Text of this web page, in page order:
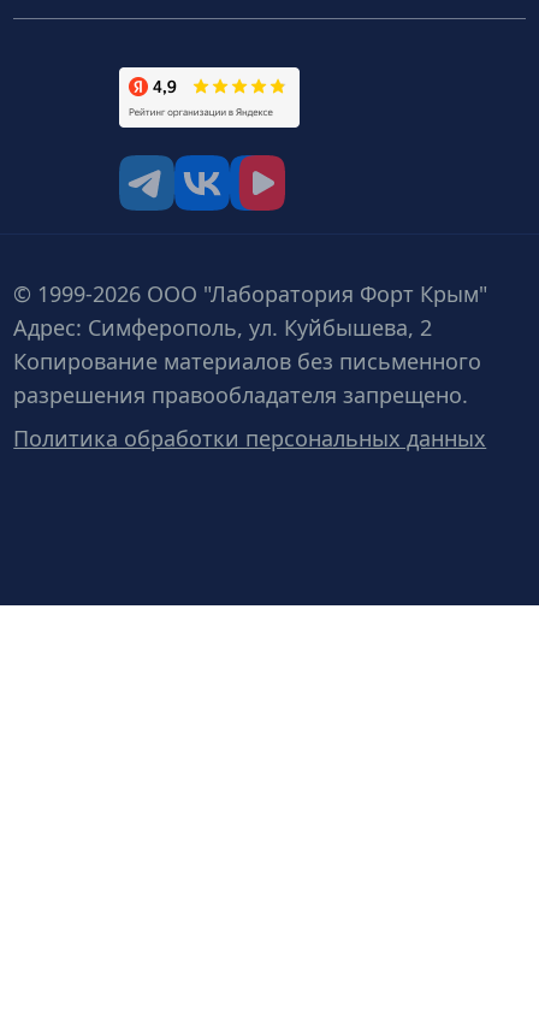
© 1999-2026 ООО "Лаборатория Форт Крым"
Адрес: Симферополь, ул. Куйбышева, 2
Копирование материалов без письменного
разрешения правообладателя запрещено.
Политика обработки персональных данных